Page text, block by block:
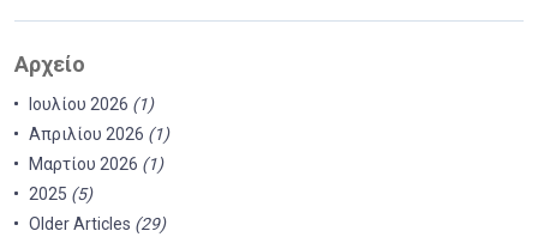
Αρχείο
Ιουλίου 2026 (1)
Απριλίου 2026 (1)
Μαρτίου 2026 (1)
2025 (5)
Older Articles (29)